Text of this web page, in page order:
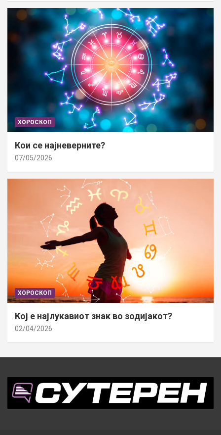
ХОРОСКОП
Кои се најневерните?
07/05/2026
ХОРОСКОП
Кој е најлукавиот знак во зодијакот?
02/04/2026